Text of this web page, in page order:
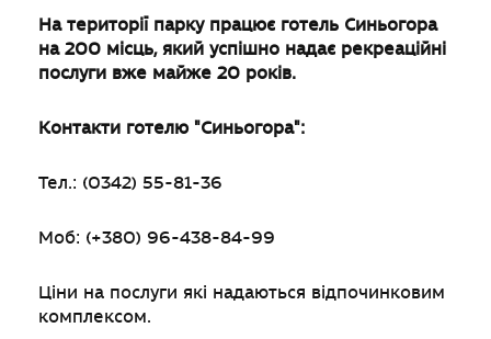
На території парку працює готель Синьогора
на 200 місць, який успішно надає рекреаційні
послуги вже майже 20 років.
Контакти готелю "Синьогора":
Тел.: (0342) 55-81-36
Моб: (+380) 96-438-84-99
Ціни на послуги які надаються відпочинковим
комплексом.